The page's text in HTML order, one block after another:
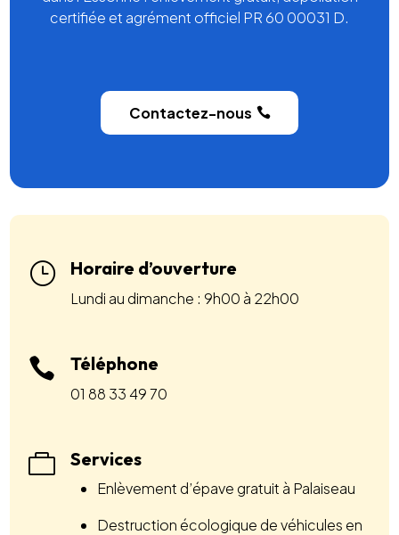
certifiée et agrément officiel PR 60 00031 D.
Contactez-nous
} Horaire d’ouverture
Lundi au dimanche : 9h00 à 22h00
 Téléphone
01 88 33 49 70
 Services
Enlèvement d’épave gratuit à Palaiseau
Destruction écologique de véhicules en